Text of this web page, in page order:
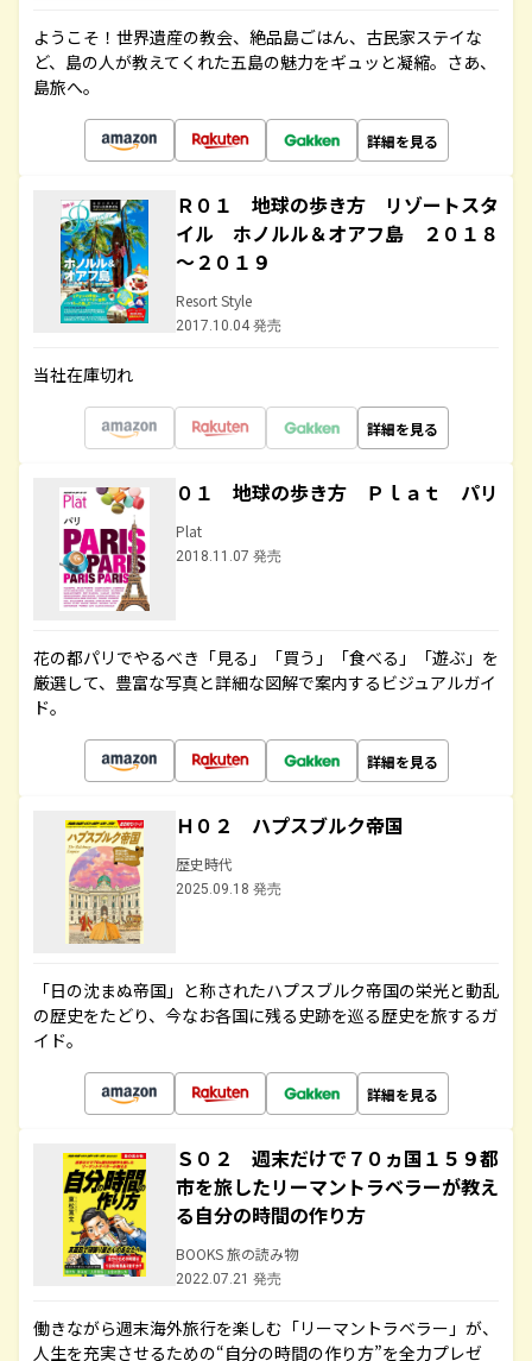
ようこそ！世界遺産の教会、絶品島ごはん、古民家ステイな
ど、島の人が教えてくれた五島の魅力をギュッと凝縮。さあ、
島旅へ。
詳細を見る
Ｒ０１ 地球の歩き方 リゾートスタ
イル ホノルル＆オアフ島 ２０１８
～２０１９
Resort Style
2017.10.04 発売
当社在庫切れ
詳細を見る
０１ 地球の歩き方 Ｐｌａｔ パリ
Plat
2018.11.07 発売
花の都パリでやるべき「見る」「買う」「食べる」「遊ぶ」を
厳選して、豊富な写真と詳細な図解で案内するビジュアルガイ
ド。
詳細を見る
Ｈ０２ ハプスブルク帝国
歴史時代
2025.09.18 発売
「日の沈まぬ帝国」と称されたハプスブルク帝国の栄光と動乱
の歴史をたどり、今なお各国に残る史跡を巡る歴史を旅するガ
イド。
詳細を見る
Ｓ０２ 週末だけで７０ヵ国１５９都
市を旅したリーマントラベラーが教え
る自分の時間の作り方
BOOKS 旅の読み物
2022.07.21 発売
働きながら週末海外旅行を楽しむ「リーマントラベラー」が、
人生を充実させるための“自分の時間の作り方”を全力プレゼ